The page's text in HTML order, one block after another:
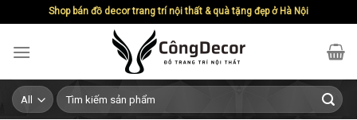
content
Shop bán đồ decor trang trí nội thất & quà tặng đẹp ở Hà Nội
Search
for: